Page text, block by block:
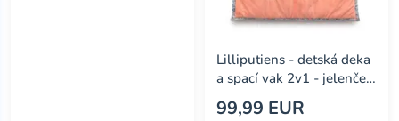
Lilliputiens - detská deka
a spací vak 2v1 - jelenček
Stella
99,99 EUR